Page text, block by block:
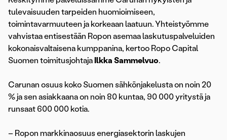
tulevaisuuden tarpeiden huomioimiseen,
toimintavarmuuteen ja korkeaan laatuun. Yhteistyömme
vahvistaa entisestään Ropon asemaa laskutuspalveluiden
kokonaisvaltaisena kumppanina, kertoo Ropo Capital
Suomen toimitusjohtaja Ilkka Sammelvuo.
Carunan osuus koko Suomen sähkönjakelusta on noin 20
% ja sen asiakkaana on noin 80 kuntaa, 90 000 yritystä ja
runsaat 600 000 kotia.
– Ropon markkinaosuus energiasektorin laskujen